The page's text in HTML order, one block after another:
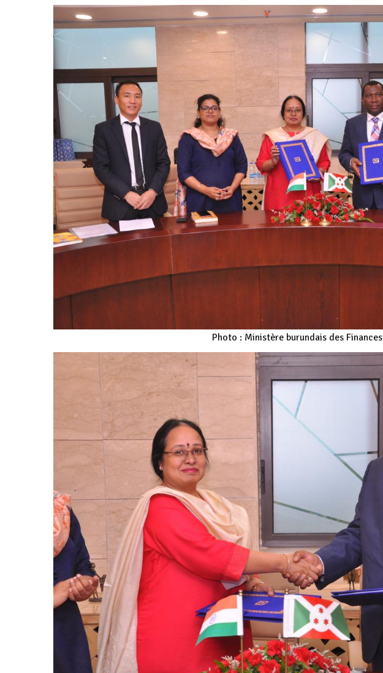
Photo : Ministère burundais des Finances